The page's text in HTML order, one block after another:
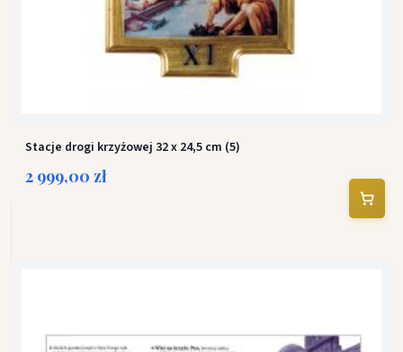
Stacje drogi krzyżowej 32 x 24,5 cm (5)
2 999,00 zł